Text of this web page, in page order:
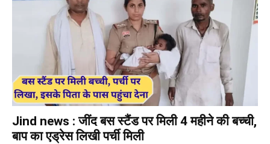
Jind news : जींद बस स्टैंड पर मिली 4 महीने की बच्ची,
बाप का एड्रेस लिखी पर्ची मिली